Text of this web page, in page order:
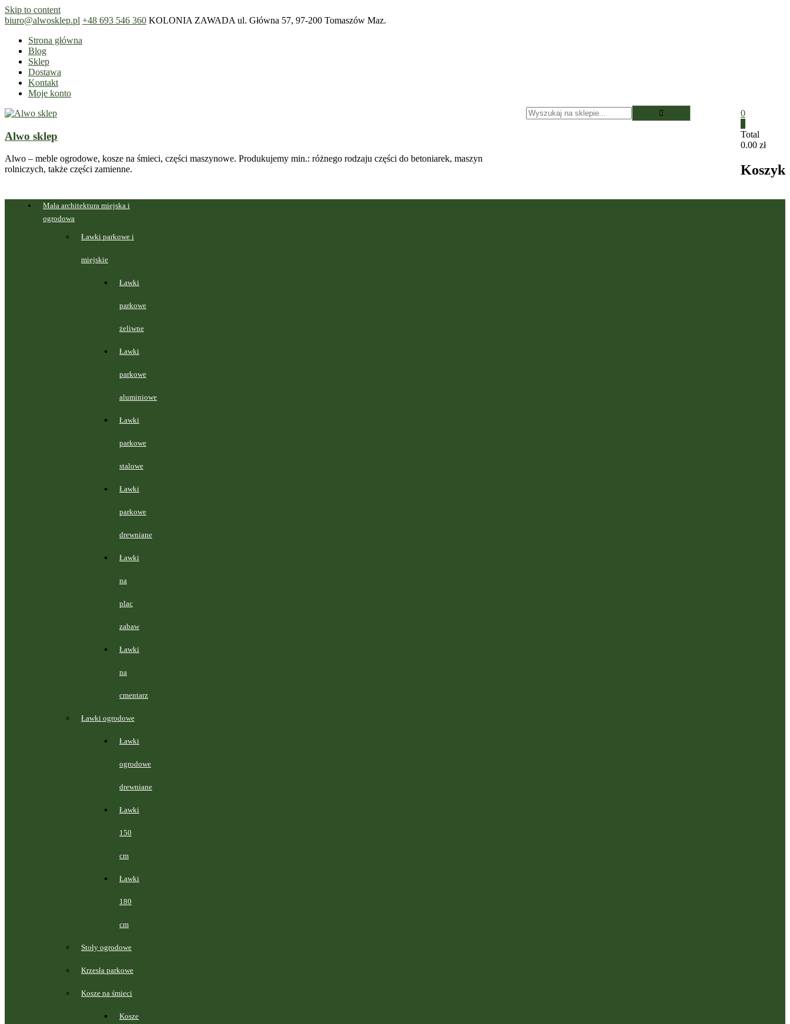
Skip to content
biuro@alwosklep.pl +48 693 546 360 KOLONIA ZAWADA ul. Główna 57, 97-200 Tomaszów Maz.
Strona główna
Blog
Sklep
Dostawa
Kontakt
Moje konto
Alwo sklep
Alwo – meble ogrodowe, kosze na śmieci, części maszynowe. Produkujemy min.: różnego rodzaju części do betoniarek, maszyn
rolniczych, także części zamienne.
0
Total
0.00 zł
Koszyk
Mała architektura miejska i
ogrodowa
Ławki parkowe i
miejskie
Ławki
parkowe
żeliwne
Ławki
parkowe
aluminiowe
Ławki
parkowe
stalowe
Ławki
parkowe
drewniane
Ławki
na
plac
zabaw
Ławki
na
cmentarz
Ławki ogrodowe
Ławki
ogrodowe
drewniane
Ławki
150
cm
Ławki
180
cm
Stoły ogrodowe
Krzesła parkowe
Kosze na śmieci
Kosze